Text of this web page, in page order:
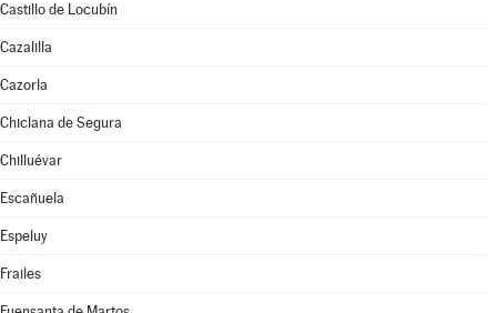
Castillo de Locubín
Cazalilla
Cazorla
Chiclana de Segura
Chilluévar
Escañuela
Espeluy
Frailes